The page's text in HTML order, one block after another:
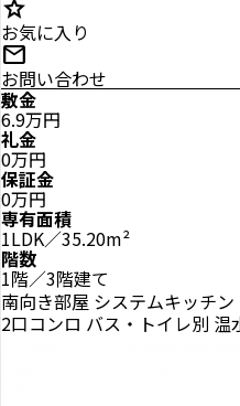
star
お気に入り
mail
お問い合わせ
敷金
6.9万円
礼金
0万円
保証金
0万円
専有面積
1LDK／35.20m²
階数
1階／3階建て
南向き部屋 システムキッチン
2口コンロ バス・トイレ別 温